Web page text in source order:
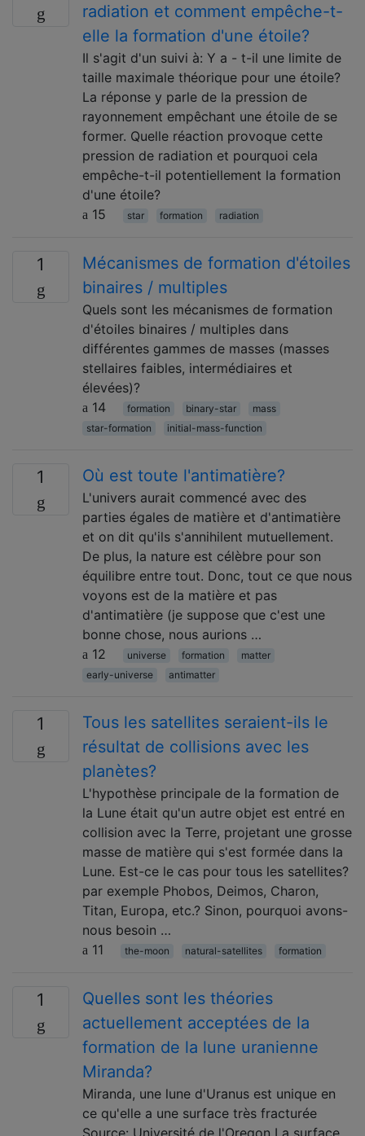
radiation et comment empêche-t-
elle la formation d'une étoile?
Il s'agit d'un suivi à: Y a - t-il une limite de
taille maximale théorique pour une étoile?
La réponse y parle de la pression de
rayonnement empêchant une étoile de se
former. Quelle réaction provoque cette
pression de radiation et pourquoi cela
empêche-t-il potentiellement la formation
d'une étoile?
15
star formation radiation
1
Mécanismes de formation d'étoiles
binaires / multiples
Quels sont les mécanismes de formation
d'étoiles binaires / multiples dans
différentes gammes de masses (masses
stellaires faibles, intermédiaires et
élevées)?
14
formation binary-star
mass
star-formation
initial-mass-function
1 Où est toute l'antimatière?
L'univers aurait commencé avec des
parties égales de matière et d'antimatière
et on dit qu'ils s'annihilent mutuellement.
De plus, la nature est célèbre pour son
équilibre entre tout. Donc, tout ce que nous
voyons est de la matière et pas
d'antimatière (je suppose que c'est une
bonne chose, nous aurions …
12
universe formation
matter
early-universe
antimatter
1
Tous les satellites seraient-ils le
résultat de collisions avec les
planètes?
L'hypothèse principale de la formation de
la Lune était qu'un autre objet est entré en
collision avec la Terre, projetant une grosse
masse de matière qui s'est formée dans la
Lune. Est-ce le cas pour tous les satellites?
par exemple Phobos, Deimos, Charon,
Titan, Europa, etc.? Sinon, pourquoi avons-
nous besoin …
11
the-moon natural-satellites formation
1
Quelles sont les théories
actuellement acceptées de la
formation de la lune uranienne
Miranda?
Miranda, une lune d'Uranus est unique en
ce qu'elle a une surface très fracturée
Source: Université de l'Oregon La surface